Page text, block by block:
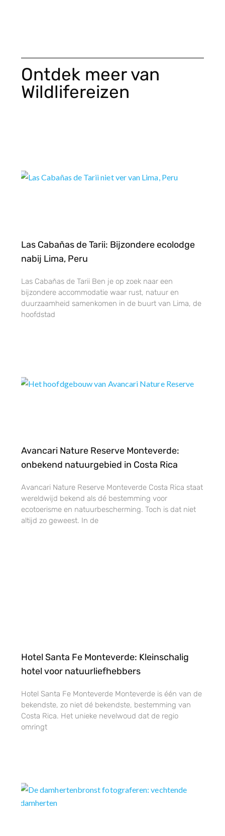
Ontdek meer van
Wildlifereizen
Las Cabañas de Tarii: Bijzondere ecolodge
nabij Lima, Peru
Las Cabañas de Tarii Ben je op zoek naar een
bijzondere accommodatie waar rust, natuur en
duurzaamheid samenkomen in de buurt van Lima, de
hoofdstad
Avancari Nature Reserve Monteverde:
onbekend natuurgebied in Costa Rica
Avancari Nature Reserve Monteverde Costa Rica staat
wereldwijd bekend als dé bestemming voor
ecotoerisme en natuurbescherming. Toch is dat niet
altijd zo geweest. In de
Hotel Santa Fe Monteverde: Kleinschalig
hotel voor natuurliefhebbers
Hotel Santa Fe Monteverde Monteverde is één van de
bekendste, zo niet dé bekendste, bestemming van
Costa Rica. Het unieke nevelwoud dat de regio
omringt